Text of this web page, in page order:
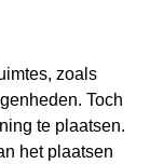
zoals
Toch
te plaatsen.
het plaatsen